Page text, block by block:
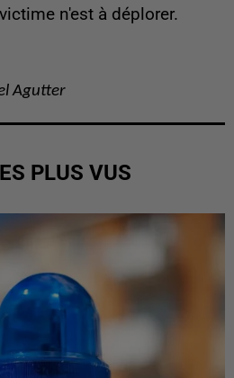
n'est à déplorer.
Agutter
PLUS VUS